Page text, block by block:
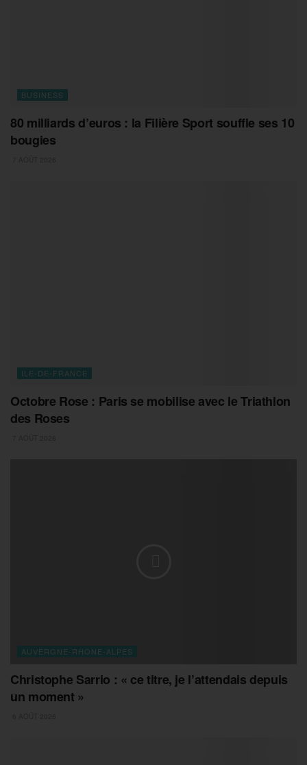
BUSINESS
80 milliards d’euros : la Filière Sport souffle ses 10
bougies
ILE-DE-FRANCE
Octobre Rose : Paris se mobilise avec le Triathlon
des Roses
AUVERGNE-RHONE-ALPES
Christophe Sarrio : « ce titre, je l’attendais depuis
un moment »